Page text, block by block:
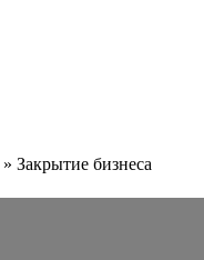
» Закрытие бизнеса